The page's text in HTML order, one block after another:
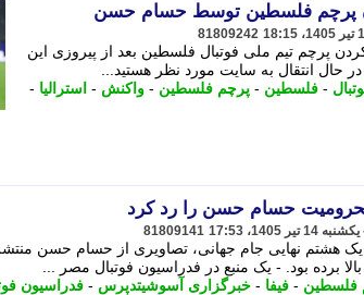
پرچم فلسطین توسط حسام حسن
81809242
پرچم تیم ملی فوتبال فلسطین بعد از پیروزی این
ﺣﺎل اﻧﺘﻘﺎل ﺑﻪ ﺳﺎﯾﺖ ﻣﻮرد ﻧﻈﺮ ﻫﺴﺘﯿﺪ...
- فلسطین - پرچم فلسطین - واکنش - استرالیا -
حسام حسن را رد کرد
81809141
هشتم نهایی جام جهانی، تصاویری از حسام حسن
برده بود. - یک منبع در فدراسیون فوتبال مصر ...
فلسطین - فیفا - خبرگزاری آسوشیتدپرس - فدراسیون